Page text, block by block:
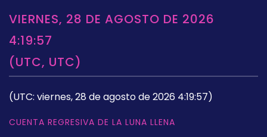
VIERNES, 28 DE AGOSTO DE 2026
4:19:57
(UTC, UTC)
(UTC: viernes, 28 de agosto de 2026 4:19:57)
CUENTA REGRESIVA DE LA LUNA LLENA